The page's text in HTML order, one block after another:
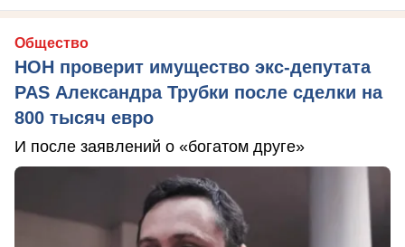
Общество
НОН проверит имущество экс-депутата
PAS Александра Трубки после сделки на
800 тысяч евро
И после заявлений о «богатом друге»